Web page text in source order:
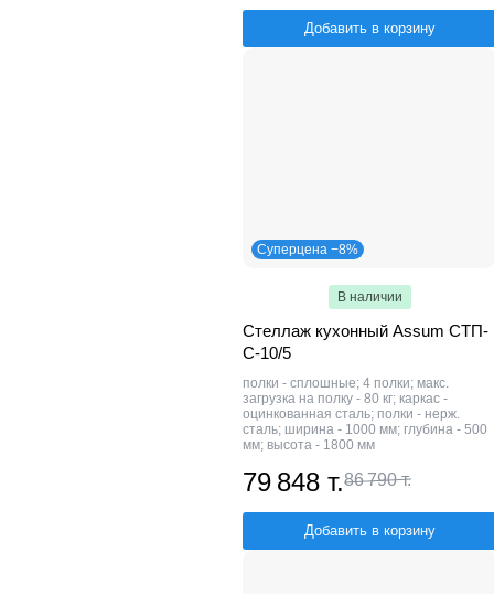
Добавить в корзину
Суперцена −8%
В наличии
Стеллаж кухонный Assum СТП-
С-10/5
полки - сплошные; 4 полки; макс.
загрузка на полку - 80 кг; каркас -
оцинкованная сталь; полки - нерж.
сталь; ширина - 1000 мм; глубина - 500
мм; высота - 1800 мм
79 848 т.86 790 т.
Добавить в корзину